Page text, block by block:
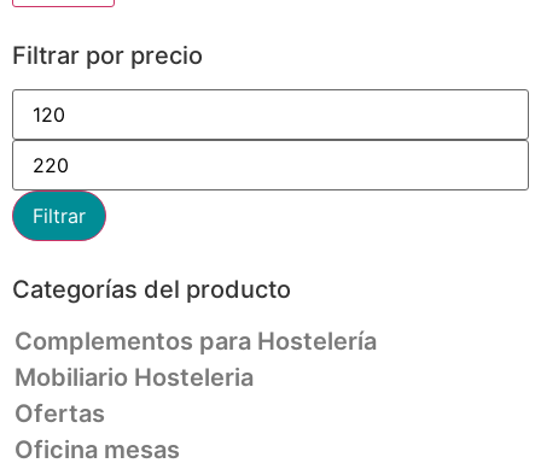
Filtrar por precio
Filtrar
Categorías del producto
Complementos para Hostelería
Mobiliario Hosteleria
Ofertas
Oficina mesas